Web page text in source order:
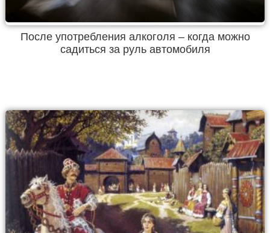
После употребления алкоголя – когда можно
садиться за руль автомобиля